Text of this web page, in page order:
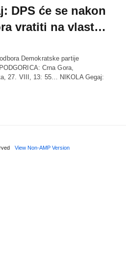
DPS će se nakon
vratiti na vlast…
Demokratske partije
Crna Gora,
27. VIII, 13: 55… NIKOLA Gegaj:
View Non-AMP Version